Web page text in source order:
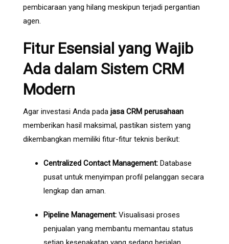
pembicaraan yang hilang meskipun terjadi pergantian
agen.
Fitur Esensial yang Wajib
Ada dalam Sistem CRM
Modern
Agar investasi Anda pada jasa CRM perusahaan
memberikan hasil maksimal, pastikan sistem yang
dikembangkan memiliki fitur-fitur teknis berikut:
Centralized Contact Management: Database
pusat untuk menyimpan profil pelanggan secara
lengkap dan aman.
Pipeline Management: Visualisasi proses
penjualan yang membantu memantau status